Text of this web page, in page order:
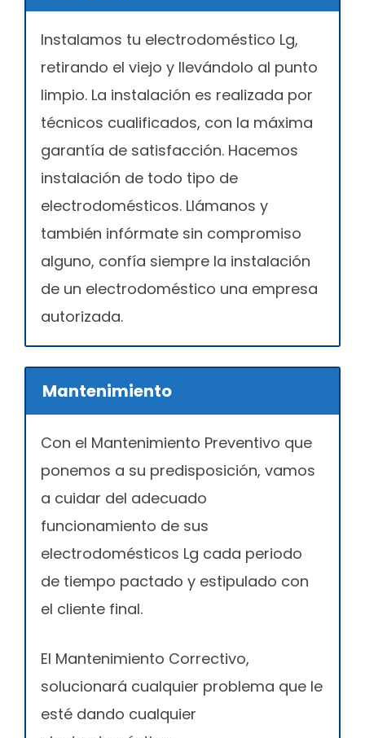
Instalamos tu electrodoméstico Lg,
retirando el viejo y llevándolo al punto
limpio. La instalación es realizada por
técnicos cualificados, con la máxima
garantía de satisfacción. Hacemos
instalación de todo tipo de
electrodomésticos. Llámanos y
también infórmate sin compromiso
alguno, confía siempre la instalación
de un electrodoméstico una empresa
autorizada.
Mantenimiento
Con el Mantenimiento Preventivo que
ponemos a su predisposición, vamos
a cuidar del adecuado
funcionamiento de sus
electrodomésticos Lg cada periodo
de tiempo pactado y estipulado con
el cliente final.
El Mantenimiento Correctivo,
solucionará cualquier problema que le
esté dando cualquier